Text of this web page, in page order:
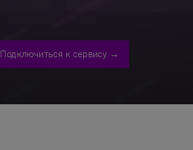
Подключиться к сервису →